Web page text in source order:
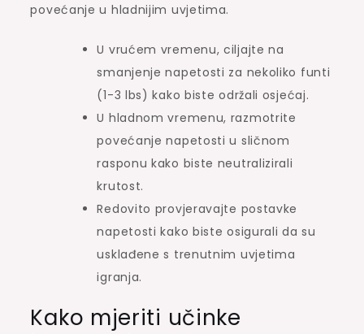
povećanje u hladnijim uvjetima.
U vrućem vremenu, ciljajte na
smanjenje napetosti za nekoliko funti
(1-3 lbs) kako biste održali osjećaj.
U hladnom vremenu, razmotrite
povećanje napetosti u sličnom
rasponu kako biste neutralizirali
krutost.
Redovito provjeravajte postavke
napetosti kako biste osigurali da su
usklađene s trenutnim uvjetima
igranja.
Kako mjeriti učinke